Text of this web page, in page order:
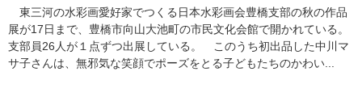
東三河の水彩画愛好家でつくる日本水彩画会豊橋支部の秋の作品
展が17日まで、豊橋市向山大池町の市民文化会館で開かれている。
支部員26人が１点ずつ出展している。 このうち初出品した中川マ
サ子さんは、無邪気な笑顔でポーズをとる子どもたちのかわい...